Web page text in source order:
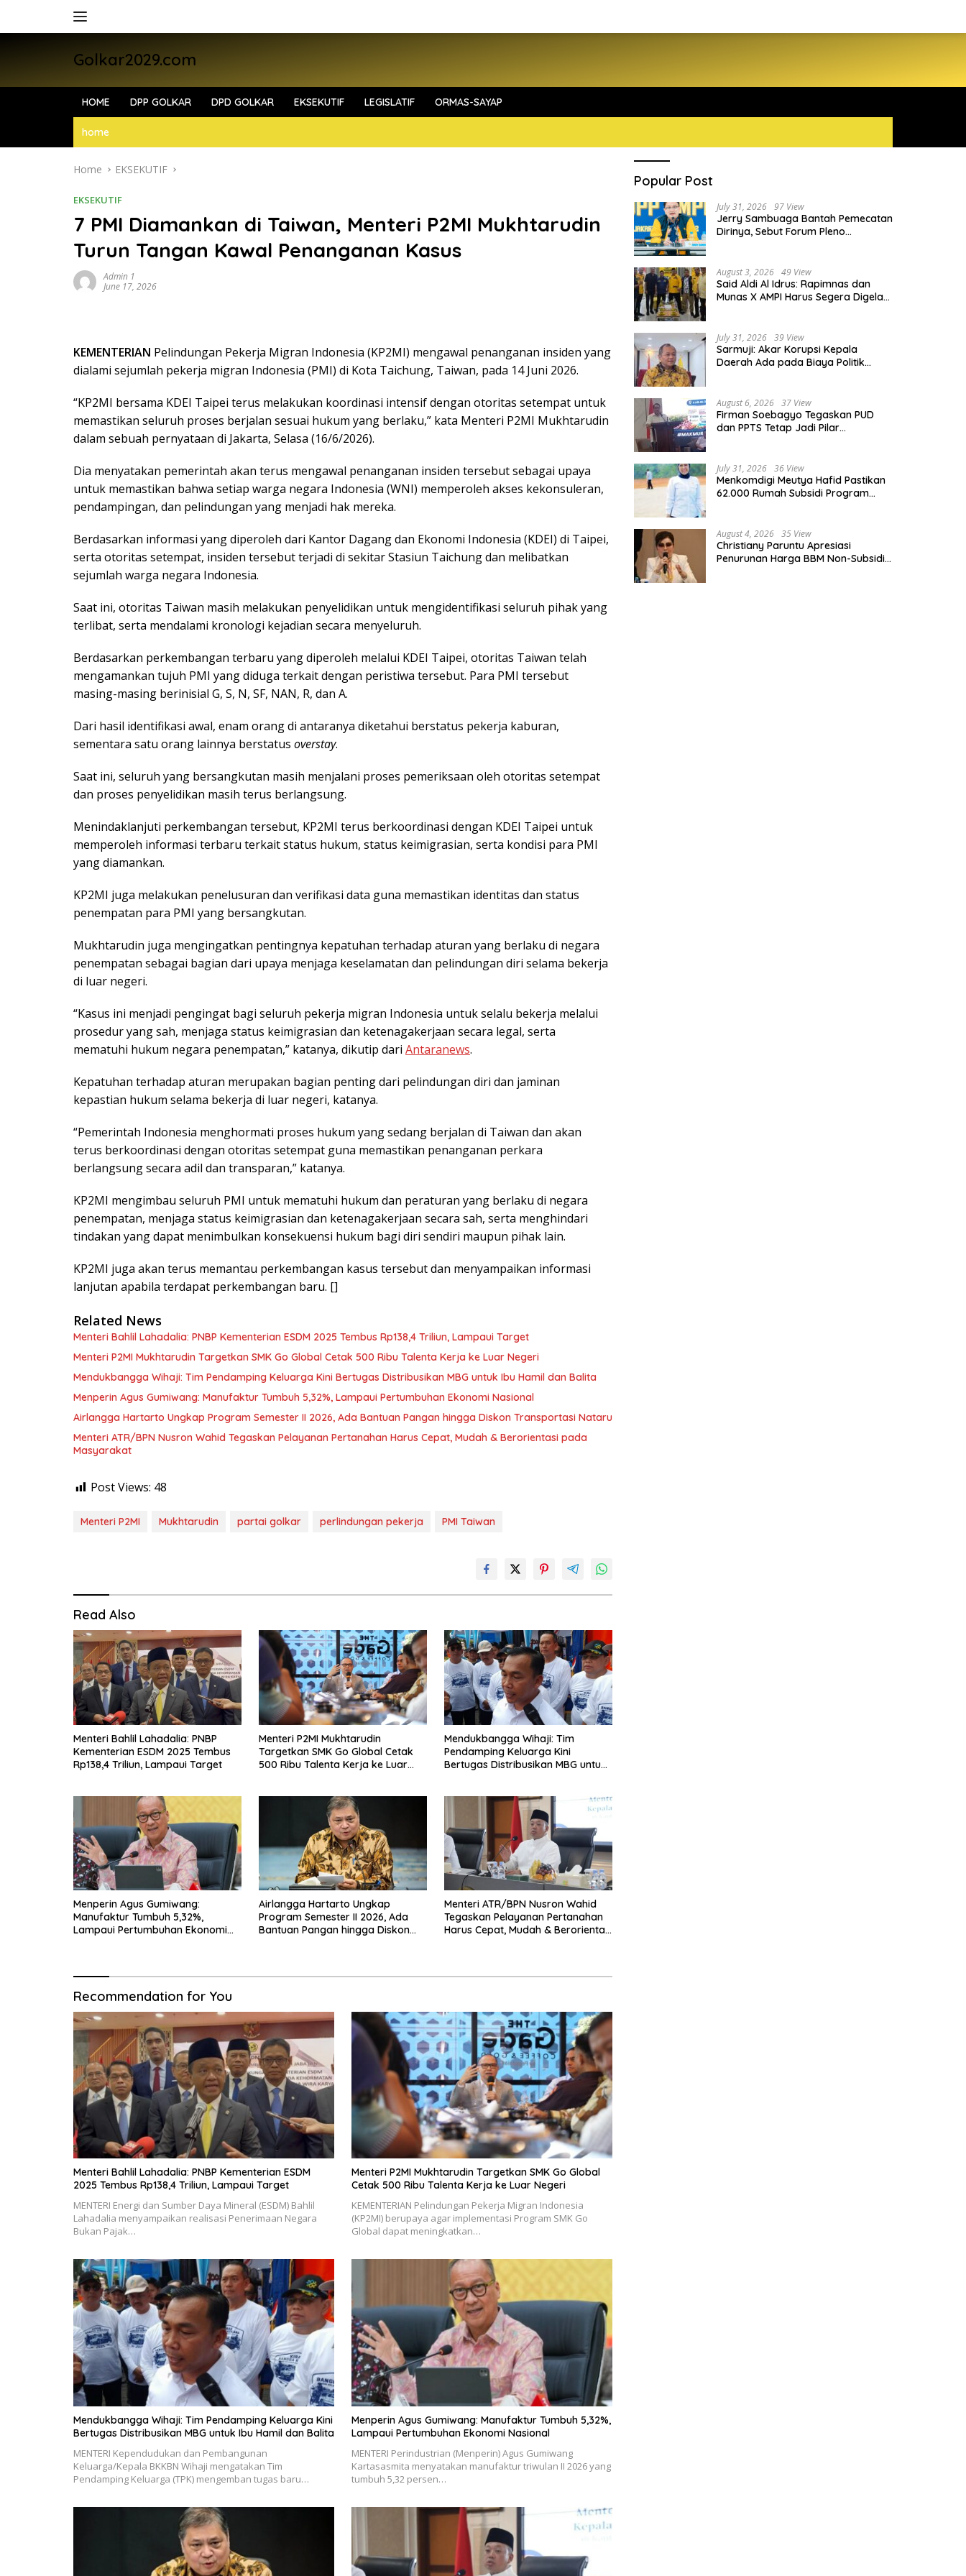
Golkar2029.com
HOME DPP GOLKAR DPD GOLKAR EKSEKUTIF LEGISLATIF ORMAS-SAYAP
home
Home EKSEKUTIF
EKSEKUTIF
7 PMI Diamankan di Taiwan, Menteri P2MI Mukhtarudin
Turun Tangan Kawal Penanganan Kasus
Admin 1
June 17, 2026
KEMENTERIAN Pelindungan Pekerja Migran Indonesia (KP2MI) mengawal penanganan insiden yang
dialami sejumlah pekerja migran Indonesia (PMI) di Kota Taichung, Taiwan, pada 14 Juni 2026.
“KP2MI bersama KDEI Taipei terus melakukan koordinasi intensif dengan otoritas setempat untuk
memastikan seluruh proses berjalan sesuai hukum yang berlaku,” kata Menteri P2MI Mukhtarudin
dalam sebuah pernyataan di Jakarta, Selasa (16/6/2026).
Dia menyatakan pemerintah akan terus mengawal penanganan insiden tersebut sebagai upaya
untuk memastikan bahwa setiap warga negara Indonesia (WNI) memperoleh akses kekonsuleran,
pendampingan, dan pelindungan yang menjadi hak mereka.
Berdasarkan informasi yang diperoleh dari Kantor Dagang dan Ekonomi Indonesia (KDEI) di Taipei,
serta otoritas setempat, insiden tersebut terjadi di sekitar Stasiun Taichung dan melibatkan
sejumlah warga negara Indonesia.
Saat ini, otoritas Taiwan masih melakukan penyelidikan untuk mengidentifikasi seluruh pihak yang
terlibat, serta mendalami kronologi kejadian secara menyeluruh.
Berdasarkan perkembangan terbaru yang diperoleh melalui KDEI Taipei, otoritas Taiwan telah
mengamankan tujuh PMI yang diduga terkait dengan peristiwa tersebut. Para PMI tersebut
masing-masing berinisial G, S, N, SF, NAN, R, dan A.
Dari hasil identifikasi awal, enam orang di antaranya diketahui berstatus pekerja kaburan,
sementara satu orang lainnya berstatus overstay.
Saat ini, seluruh yang bersangkutan masih menjalani proses pemeriksaan oleh otoritas setempat
dan proses penyelidikan masih terus berlangsung.
Menindaklanjuti perkembangan tersebut, KP2MI terus berkoordinasi dengan KDEI Taipei untuk
memperoleh informasi terbaru terkait status hukum, status keimigrasian, serta kondisi para PMI
yang diamankan.
KP2MI juga melakukan penelusuran dan verifikasi data guna memastikan identitas dan status
penempatan para PMI yang bersangkutan.
Mukhtarudin juga mengingatkan pentingnya kepatuhan terhadap aturan yang berlaku di negara
penempatan sebagai bagian dari upaya menjaga keselamatan dan pelindungan diri selama bekerja
di luar negeri.
“Kasus ini menjadi pengingat bagi seluruh pekerja migran Indonesia untuk selalu bekerja melalui
prosedur yang sah, menjaga status keimigrasian dan ketenagakerjaan secara legal, serta
mematuhi hukum negara penempatan,” katanya, dikutip dari Antaranews.
Kepatuhan terhadap aturan merupakan bagian penting dari pelindungan diri dan jaminan
kepastian hukum selama bekerja di luar negeri, katanya.
“Pemerintah Indonesia menghormati proses hukum yang sedang berjalan di Taiwan dan akan
terus berkoordinasi dengan otoritas setempat guna memastikan penanganan perkara
berlangsung secara adil dan transparan,” katanya.
KP2MI mengimbau seluruh PMI untuk mematuhi hukum dan peraturan yang berlaku di negara
penempatan, menjaga status keimigrasian dan ketenagakerjaan secara sah, serta menghindari
tindakan yang dapat menimbulkan konsekuensi hukum bagi diri sendiri maupun pihak lain.
KP2MI juga akan terus memantau perkembangan kasus tersebut dan menyampaikan informasi
lanjutan apabila terdapat perkembangan baru. []
Related News
Menteri Bahlil Lahadalia: PNBP Kementerian ESDM 2025 Tembus Rp138,4 Triliun, Lampaui Target
Menteri P2MI Mukhtarudin Targetkan SMK Go Global Cetak 500 Ribu Talenta Kerja ke Luar Negeri
Mendukbangga Wihaji: Tim Pendamping Keluarga Kini Bertugas Distribusikan MBG untuk Ibu Hamil dan Balita
Menperin Agus Gumiwang: Manufaktur Tumbuh 5,32%, Lampaui Pertumbuhan Ekonomi Nasional
Airlangga Hartarto Ungkap Program Semester II 2026, Ada Bantuan Pangan hingga Diskon Transportasi Nataru
Menteri ATR/BPN Nusron Wahid Tegaskan Pelayanan Pertanahan Harus Cepat, Mudah & Berorientasi pada
Masyarakat
Post Views: 48
Menteri P2MI Mukhtarudin partai golkar perlindungan pekerja PMI Taiwan
Read Also
Menteri Bahlil Lahadalia: PNBP
Kementerian ESDM 2025 Tembus
Rp138,4 Triliun, Lampaui Target
Menteri P2MI Mukhtarudin
Targetkan SMK Go Global Cetak
500 Ribu Talenta Kerja ke Luar
Mendukbangga Wihaji: Tim
Pendamping Keluarga Kini
Bertugas Distribusikan MBG untuk
Menperin Agus Gumiwang:
Manufaktur Tumbuh 5,32%,
Lampaui Pertumbuhan Ekonomi
Airlangga Hartarto Ungkap
Program Semester II 2026, Ada
Bantuan Pangan hingga Diskon
Menteri ATR/BPN Nusron Wahid
Tegaskan Pelayanan Pertanahan
Harus Cepat, Mudah & Berorientasi
Recommendation for You
Menteri Bahlil Lahadalia: PNBP Kementerian ESDM
2025 Tembus Rp138,4 Triliun, Lampaui Target
MENTERI Energi dan Sumber Daya Mineral (ESDM) Bahlil
Lahadalia menyampaikan realisasi Penerimaan Negara
Bukan Pajak…
Menteri P2MI Mukhtarudin Targetkan SMK Go Global
Cetak 500 Ribu Talenta Kerja ke Luar Negeri
KEMENTERIAN Pelindungan Pekerja Migran Indonesia
(KP2MI) berupaya agar implementasi Program SMK Go
Global dapat meningkatkan…
Mendukbangga Wihaji: Tim Pendamping Keluarga Kini
Bertugas Distribusikan MBG untuk Ibu Hamil dan Balita
MENTERI Kependudukan dan Pembangunan
Keluarga/Kepala BKKBN Wihaji mengatakan Tim
Pendamping Keluarga (TPK) mengemban tugas baru…
Menperin Agus Gumiwang: Manufaktur Tumbuh 5,32%,
Lampaui Pertumbuhan Ekonomi Nasional
MENTERI Perindustrian (Menperin) Agus Gumiwang
Kartasasmita menyatakan manufaktur triwulan II 2026 yang
tumbuh 5,32 persen…
Popular Post
July 31, 2026 97 View
Jerry Sambuaga Bantah Pemecatan
Dirinya, Sebut Forum Pleno
August 3, 2026 49 View
Said Aldi Al Idrus: Rapimnas dan
Munas X AMPI Harus Segera Digelar
July 31, 2026 39 View
Sarmuji: Akar Korupsi Kepala
Daerah Ada pada Biaya Politik
August 6, 2026 37 View
Firman Soebagyo Tegaskan PUD
dan PPTS Tetap Jadi Pilar
July 31, 2026 36 View
Menkomdigi Meutya Hafid Pastikan
62.000 Rumah Subsidi Program
August 4, 2026 35 View
Christiany Paruntu Apresiasi
Penurunan Harga BBM Non-Subsidi,